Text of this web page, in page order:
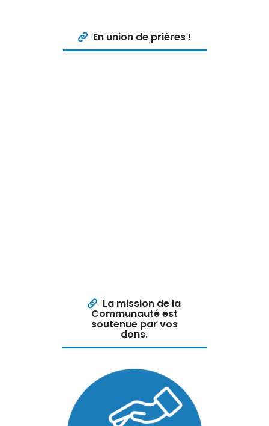
En union de prières !
La mission de la
Communauté est
soutenue par vos
dons.